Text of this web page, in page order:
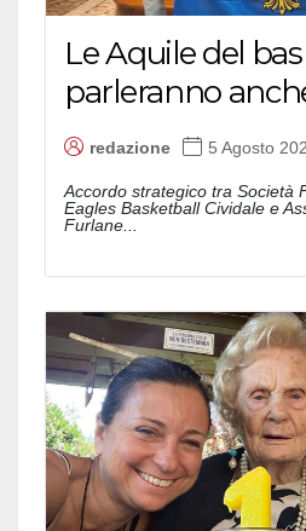
Le Aquile del
parleranno
redazione 5 Agosto
Accordo strategico tra Società
Eagles Basketball Cividale e
Furlane...